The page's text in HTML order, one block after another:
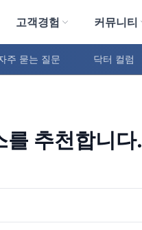
고객경험 커뮤니티
주 묻는 질문 닥터 컬럼
추천합니다.